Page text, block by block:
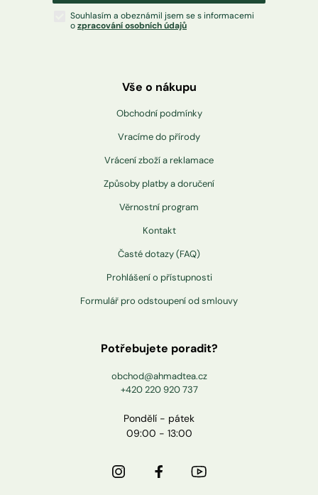
Souhlasím a obeznámil jsem se s informacemi
ozpracování osobních údajů
Vše o nákupu
Obchodní podmínky
Vracíme do přírody
Vrácení zboží a reklamace
Způsoby platby a doručení
Věrnostní program
Kontakt
Časté dotazy (FAQ)
Prohlášení o přístupnosti
Formulář pro odstoupení od smlouvy
Potřebujete poradit?
obchod@ahmadtea.cz
+420 220 920 737
Pondělí - pátek
09:00 - 13:00